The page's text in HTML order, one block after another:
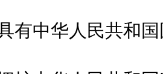
中华人民共和国